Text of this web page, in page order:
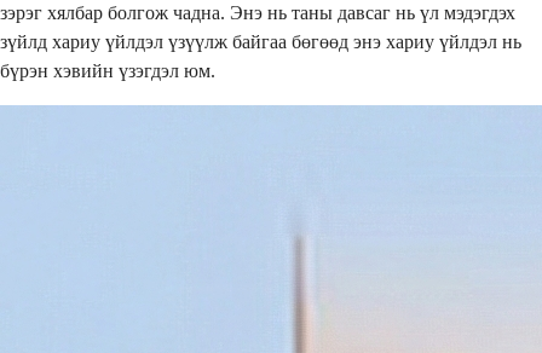
зэрэг хялбар болгож чадна. Энэ нь таны давсаг нь үл мэдэгдэх
зүйлд хариу үйлдэл үзүүлж байгаа бөгөөд энэ хариу үйлдэл нь
бүрэн хэвийн үзэгдэл юм.